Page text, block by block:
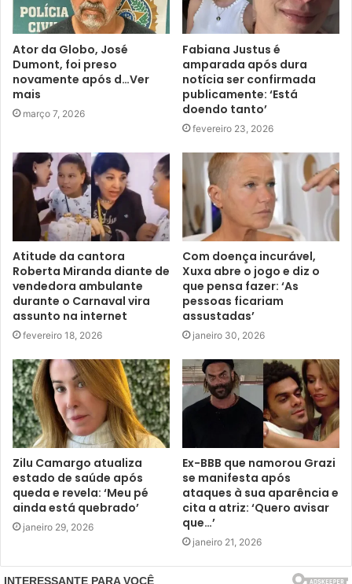
Ator da Globo, José
Dumont, foi preso
novamente após d…Ver
mais
março 7, 2026
Fabiana Justus é
amparada após dura
notícia ser confirmada
publicamente: ‘Está
doendo tanto’
fevereiro 23, 2026
Atitude da cantora
Roberta Miranda diante de
vendedora ambulante
durante o Carnaval vira
assunto na internet
fevereiro 18, 2026
Com doença incurável,
Xuxa abre o jogo e diz o
que pensa fazer: ‘As
pessoas ficariam
assustadas’
janeiro 30, 2026
Zilu Camargo atualiza
estado de saúde após
queda e revela: ‘Meu pé
ainda está quebrado’
janeiro 29, 2026
Ex-BBB que namorou Grazi
se manifesta após
ataques à sua aparência e
cita a atriz: ‘Quero avisar
que…’
janeiro 21, 2026